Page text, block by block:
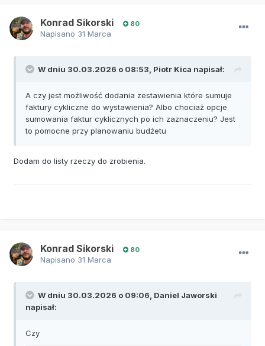
Konrad Sikorski 80
Napisano 31 Marca
W dniu 30.03.2026 o 08:53, Piotr Kica napisał:
A czy jest możliwość dodania zestawienia które sumuje
faktury cykliczne do wystawienia? Albo chociaż opcje
sumowania faktur cyklicznych po ich zaznaczeniu? Jest
to pomocne przy planowaniu budżetu
Dodam do listy rzeczy do zrobienia.
Konrad Sikorski 80
Napisano 31 Marca
W dniu 30.03.2026 o 09:06, Daniel Jaworski
napisał:
Czy